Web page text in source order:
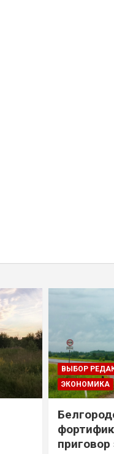
ВЫБОР
ЭКОНОМИКА